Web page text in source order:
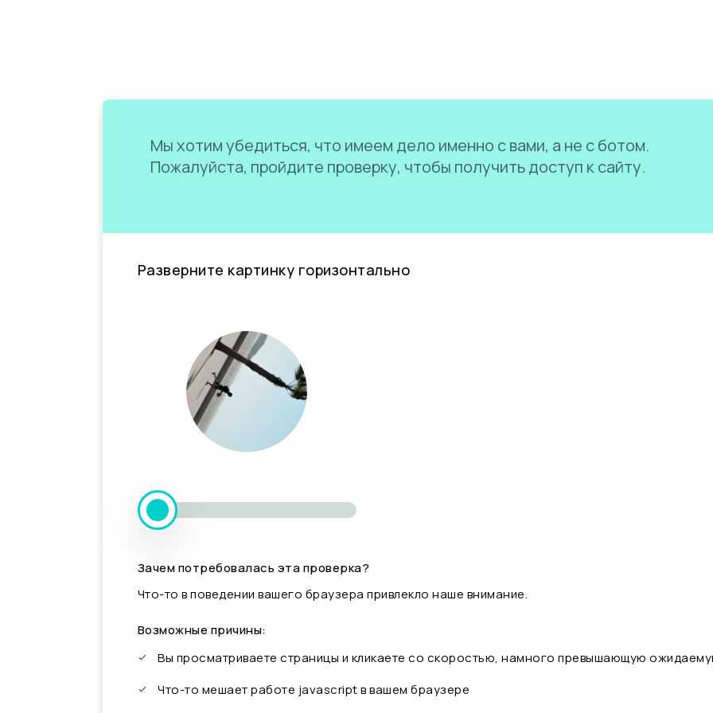
Мы хотим убедиться, что имеем дело именно с вами, а не с ботом.
Пожалуйста, пройдите проверку, чтобы получить доступ к сайту.
Разверните картинку горизонтально
Зачем потребовалась эта проверка?
Что-то в поведении вашего браузера привлекло наше внимание.
Возможные причины:
Вы просматриваете страницы и кликаете со скоростью, намного превышающую
Что-то мешает работе javascript в вашем браузере